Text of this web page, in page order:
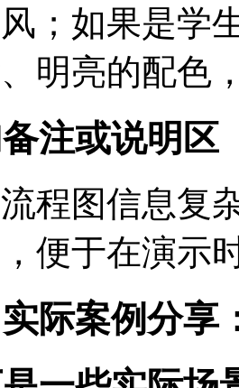
；如果是学
明亮的配色
注或说明区
程图信息复
便于在演示
际案例分享